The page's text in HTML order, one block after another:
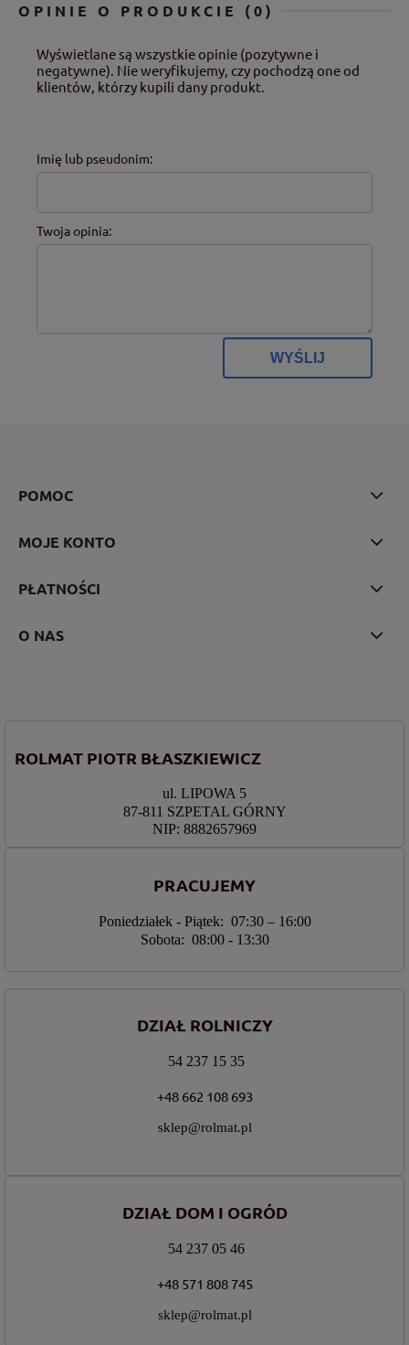
OPINIE O PRODUKCIE (0)
Wyświetlane są wszystkie opinie (pozytywne i
negatywne). Nie weryfikujemy, czy pochodzą one od
klientów, którzy kupili dany produkt.
Imię lub pseudonim:
Twoja opinia:
WYŚLIJ
POMOC
MOJE KONTO
PŁATNOŚCI
O NAS
ROLMAT PIOTR BŁASZKIEWICZ
ul. LIPOWA 5
87-811 SZPETAL GÓRNY
NIP: 8882657969
PRACUJEMY
Poniedziałek - Piątek: 07:30 – 16:00
Sobota: 08:00 - 13:30
DZIAŁ ROLNICZY
54 237 15 35
+48 662 108 693
sklep@rolmat.pl
DZIAŁ DOM I OGRÓD
54 237 05 46
+48 571 808 745
sklep@rolmat.pl